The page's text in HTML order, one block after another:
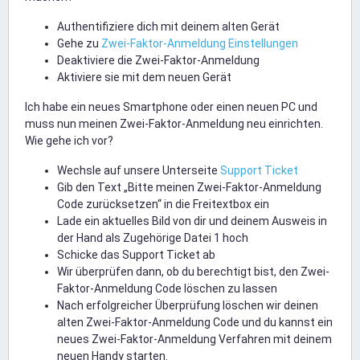
Authentifiziere dich mit deinem alten Gerät
Gehe zu Zwei-Faktor-Anmeldung Einstellungen
Deaktiviere die Zwei-Faktor-Anmeldung
Aktiviere sie mit dem neuen Gerät
Ich habe ein neues Smartphone oder einen neuen PC und
muss nun meinen Zwei-Faktor-Anmeldung neu einrichten.
Wie gehe ich vor?
Wechsle auf unsere Unterseite Support Ticket
Gib den Text „Bitte meinen Zwei-Faktor-Anmeldung
Code zurücksetzen“ in die Freitextbox ein
Lade ein aktuelles Bild von dir und deinem Ausweis in
der Hand als Zugehörige Datei 1 hoch
Schicke das Support Ticket ab
Wir überprüfen dann, ob du berechtigt bist, den Zwei-
Faktor-Anmeldung Code löschen zu lassen
Nach erfolgreicher Überprüfung löschen wir deinen
alten Zwei-Faktor-Anmeldung Code und du kannst ein
neues Zwei-Faktor-Anmeldung Verfahren mit deinem
neuen Handy starten.